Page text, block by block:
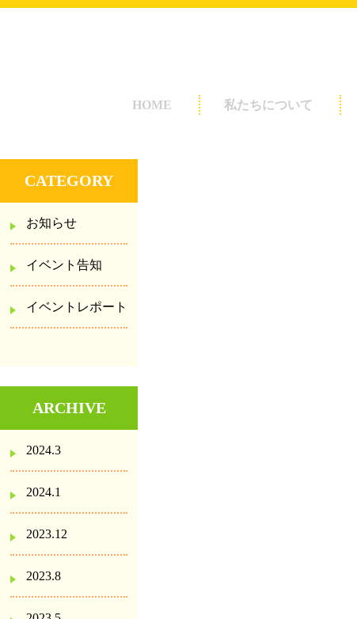
HOME 私たちについて
CATEGORY
お知らせ
イベント告知
イベントレポート
ARCHIVE
2024.3
2024.1
2023.12
2023.8